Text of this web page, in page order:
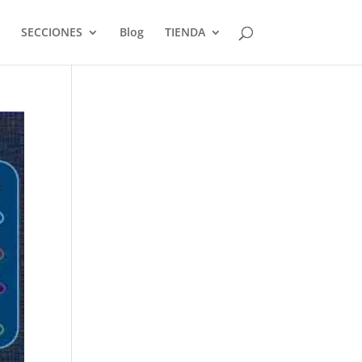
SECCIONES Blog TIENDA